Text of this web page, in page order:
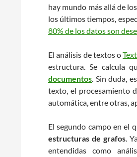
hay mundo más allá de
los últimos tiempos,
80% de los datos son
El análisis de textos o
estructura. Se calcula
documentos. Sin duda,
texto, el procesamiento
automática, entre otras,
El segundo campo en el
estructuras de grafos.
entendidas como